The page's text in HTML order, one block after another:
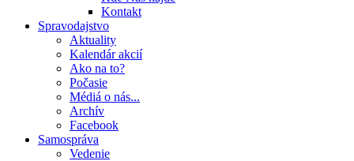
Kontakt
Spravodajstvo
Aktuality
Kalendár akcií
Ako na to?
Počasie
Médiá o nás...
Archív
Facebook
Samospráva
Vedenie